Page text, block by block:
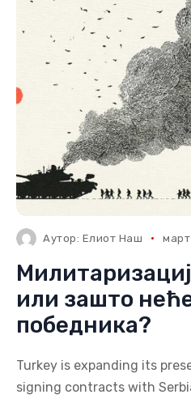
Аутор: Елиот Наш
или зашто
победника?
Turkey is expanding its
signing contracts with